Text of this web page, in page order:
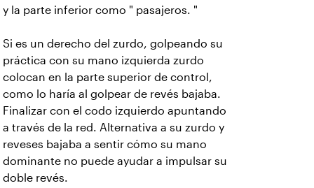
y la parte inferior como " pasajeros. "
Si es un derecho del zurdo, golpeando su
práctica con su mano izquierda zurdo
colocan en la parte superior de control,
como lo haría al golpear de revés bajaba.
Finalizar con el codo izquierdo apuntando
a través de la red. Alternativa a su zurdo y
reveses bajaba a sentir cómo su mano
dominante no puede ayudar a impulsar su
doble revés.